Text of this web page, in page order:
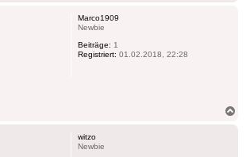
Marco1909
Newbie
Beiträge: 1
Registriert: 01.02.2018, 22:28
witzo
Newbie